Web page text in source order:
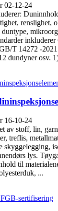
02-12-24
renslighet,
duntype,
T 14272 -
dundyner osv.
16-10-24
av stoff, lin,
treflis,
skyggelegging,
lys.
til
...